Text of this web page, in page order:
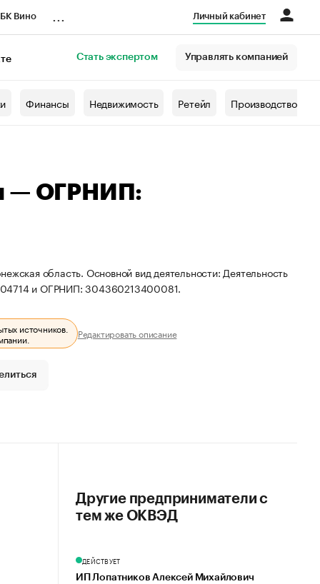
Вино Личный кабинет
Стать экспертом Управлять компанией
Финансы Недвижимость Ретейл Производство
— ОГРНИП:
область. Основной вид деятельности: Деятельность
и ОГРНИП: 304360213400081.
источников.
Редактировать описание
Другие предприниматели с
тем же ОКВЭД
ДЕЙСТВУЕТ
ИП Лопатников Алексей Михайлович